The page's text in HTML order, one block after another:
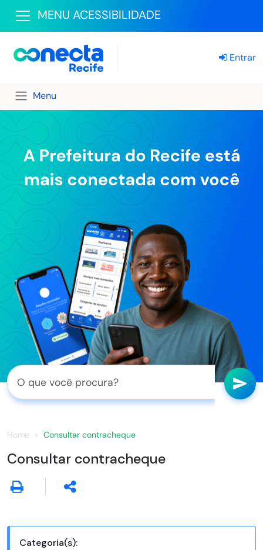
MENU ACESSIBILIDADE
Entrar
Menu
Home Consultar contracheque
Consultar contracheque
Categoria(s):